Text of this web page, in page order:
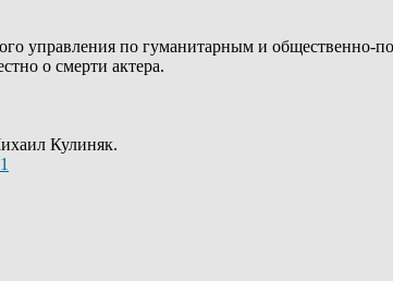
управления по гуманитарным и общественно-
о смерти актера.
Кулиняк.